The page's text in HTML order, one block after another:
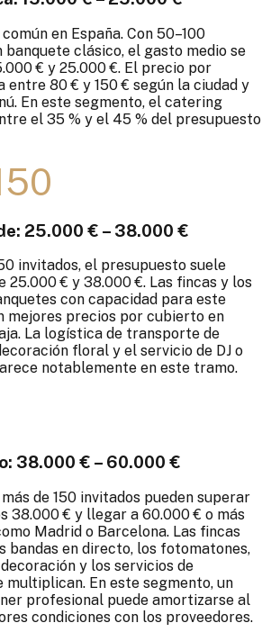
en España. Con 50–100
banquete clásico, el gasto medio se
€ y 25.000 €. El precio por
entre 80 € y 150 € según la ciudad y
En este segmento, el catering
el 35 % y el 45 % del presupuesto
25.000 € – 38.000 €
invitados, el presupuesto suele
25.000 € y 38.000 €. Las fincas y los
con capacidad para este
mejores precios por cubierto en
La logística de transporte de
floral y el servicio de DJ o
notablemente en este tramo.
38.000 € – 60.000 €
de 150 invitados pueden superar
38.000 € y llegar a 60.000 € o más
Madrid o Barcelona. Las fincas
bandas en directo, los fotomatones,
y los servicios de
En este segmento, un
profesional puede amortizarse al
condiciones con los proveedores.